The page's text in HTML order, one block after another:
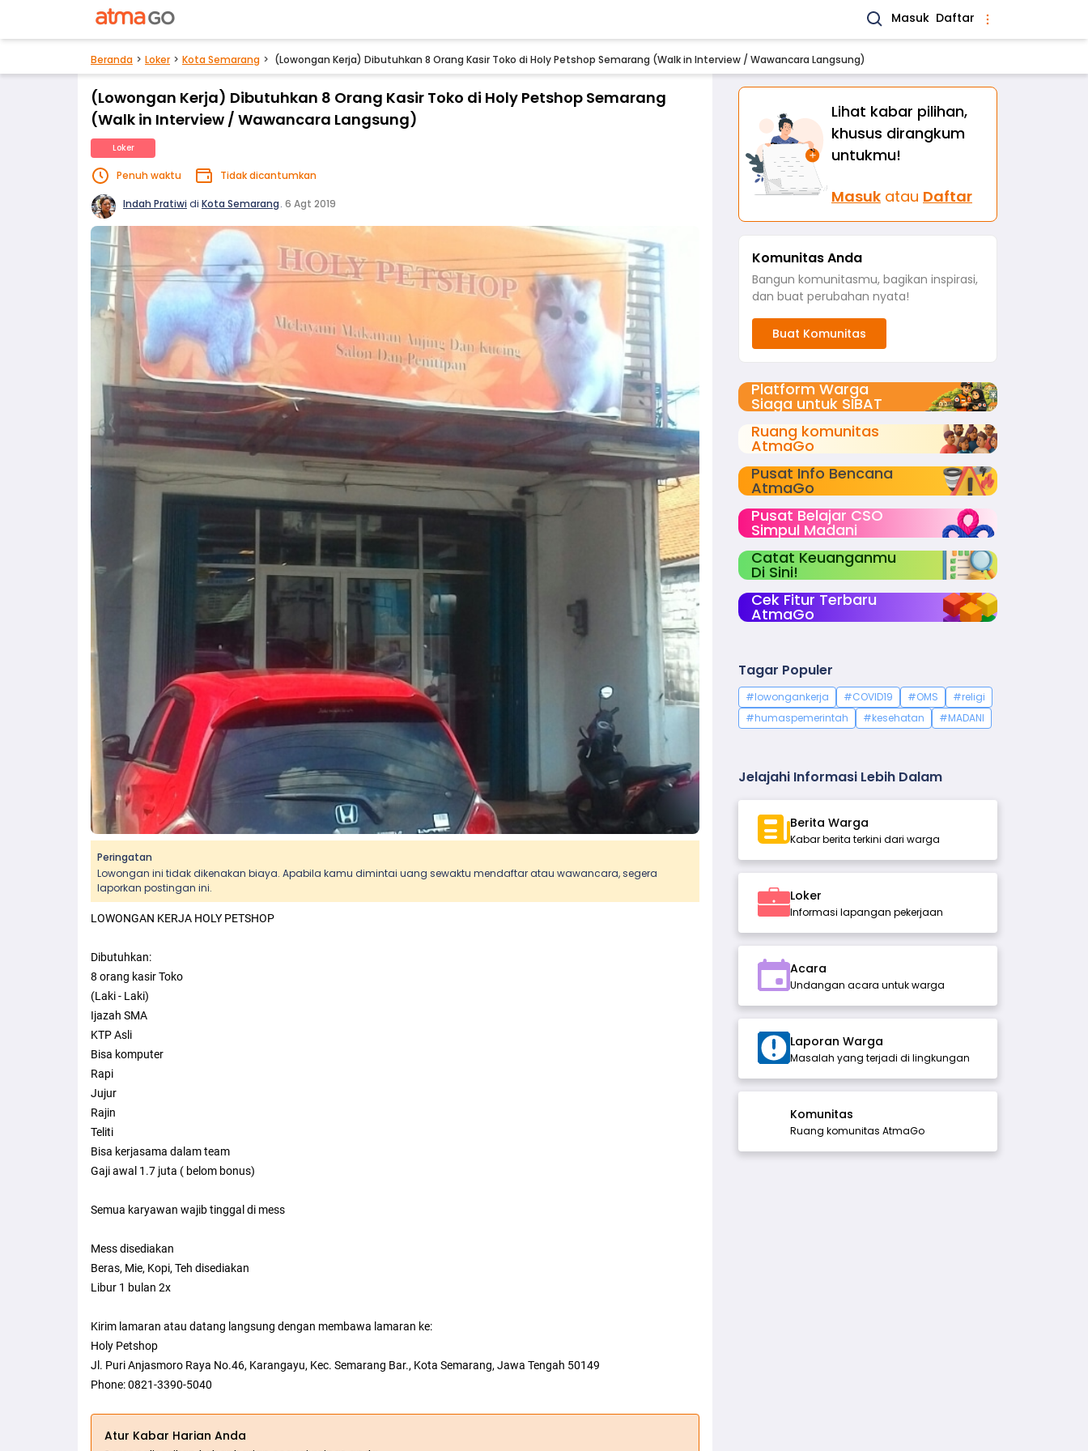
Masuk Daftar
Beranda Loker Kota Semarang (Lowongan Kerja) Dibutuhkan 8 Orang Kasir Toko di Holy Petshop Semarang (Walk in Interview / Wawancara Langsung)
(Lowongan Kerja) Dibutuhkan 8 Orang Kasir Toko di Holy Petshop Semarang
(Walk in Interview / Wawancara Langsung)
Loker
Penuh waktu Tidak dicantumkan
Indah Pratiwidi Kota Semarang. 6 Agt 2019
Peringatan
Lowongan ini tidak dikenakan biaya. Apabila kamu dimintai uang sewaktu mendaftar atau wawancara, segera
laporkan postingan ini.
LOWONGAN KERJA HOLY PETSHOP
Dibutuhkan:
8 orang kasir Toko
(Laki - Laki)
Ijazah SMA
KTP Asli
Bisa komputer
Rapi
Jujur
Rajin
Teliti
Bisa kerjasama dalam team
Gaji awal 1.7 juta ( belom bonus)
Semua karyawan wajib tinggal di mess
Mess disediakan
Beras, Mie, Kopi, Teh disediakan
Libur 1 bulan 2x
Kirim lamaran atau datang langsung dengan membawa lamaran ke:
Holy Petshop
Jl. Puri Anjasmoro Raya No.46, Karangayu, Kec. Semarang Bar., Kota Semarang, Jawa Tengah 50149
Phone: 0821-3390-5040
Atur Kabar Harian Anda
Lihat kabar pilihan,
khusus dirangkum
untukmu!
Masuk atau Daftar
Komunitas Anda
Bangun komunitasmu, bagikan inspirasi,
dan buat perubahan nyata!
Buat Komunitas
Platform Warga
Siaga untuk SIBAT
Ruang komunitas
AtmaGo
Pusat Info Bencana
AtmaGo
Pusat Belajar CSO
Simpul Madani
Catat Keuanganmu
Di Sini!
Cek Fitur Terbaru
AtmaGo
Tagar Populer
#lowongankerja #COVID19 #OMS
#religi
#humaspemerintah
#kesehatan #MADANI
Jelajahi Informasi Lebih Dalam
Berita Warga
Kabar berita terkini dari warga
Loker
Informasi lapangan pekerjaan
Acara
Undangan acara untuk warga
Laporan Warga
Masalah yang terjadi di lingkungan
Komunitas
Ruang komunitas AtmaGo